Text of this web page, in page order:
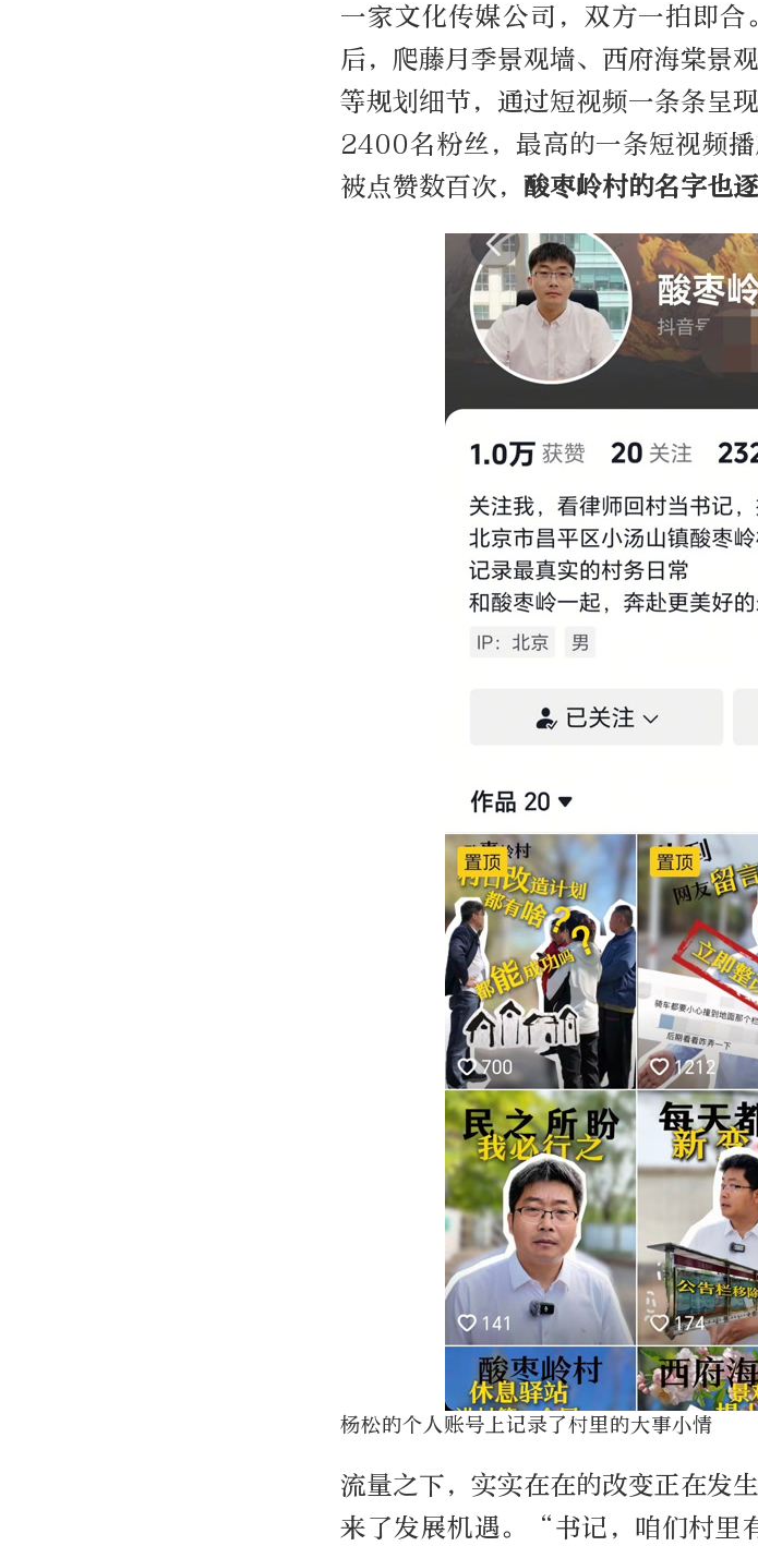
一家文化传媒公司，双方一拍即
后，爬藤月季景观墙、西府海棠景
等规划细节，通过短视频一条条呈
2400名粉丝，最高的一条短视频
被点赞数百次， 酸枣岭村的名字也
杨松的个人账号上记录了村里的大事小情
流量之下，实实在在的改变正在发
来了发展机遇。“书记，咱们村里